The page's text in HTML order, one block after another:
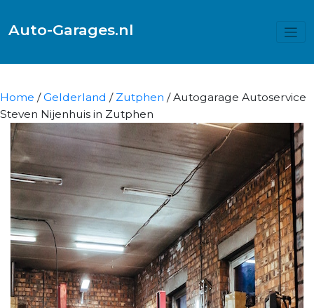
Auto-Garages.nl
Home /Gelderland / Zutphen / Autogarage Autoservice
Steven Nijenhuis in Zutphen